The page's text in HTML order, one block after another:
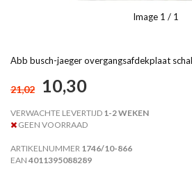
Image 1 / 1
Abb busch-jaeger overgangsafdekplaat
21,02 10,30
VERWACHTE LEVERTIJD 1-2 WEKEN
GEEN VOORRAAD
ARTIKELNUMMER 1746/10-866
EAN 4011395088289